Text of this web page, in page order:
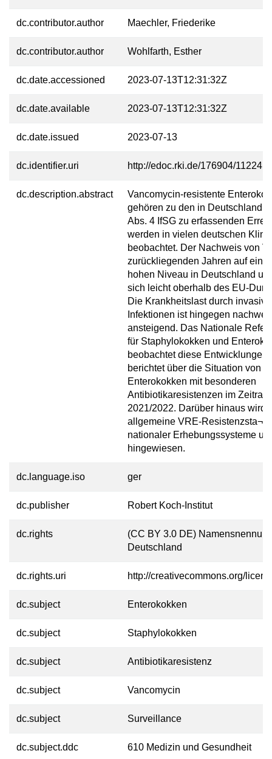
dc.contributor.author Maechler, Friederike
dc.contributor.author Wohlfarth, Esther
dc.date.accessioned 2023-07-13T12:31:32Z
dc.date.available 2023-07-13T12:31:32Z
dc.date.issued 2023-07-13
dc.identifier.uri http://edoc.rki.de/176904/11224
dc.description.abstract
Vancomycin-resistente
gehören zu den in Deutschland
Abs. 4 IfSG zu erfassenden
werden in vielen deutschen
beobachtet. Der Nachweis von
zurückliegenden Jahren auf
hohen Niveau in Deutschland
sich leicht oberhalb des EU-
Die Krankheitslast durch
Infektionen ist hingegen
ansteigend. Das Nationale
für Staphylokokken und
beobachtet diese Entwicklungen
berichtet über die Situation von
Enterokokken mit besonderen
Antibiotikaresistenzen im
2021/2022. Darüber hinaus wird
allgemeine VRE-
nationaler Erhebungssysteme
hingewiesen.
dc.language.iso ger
dc.publisher Robert Koch-Institut
dc.rights
(CC BY 3.0 DE)
Deutschland
dc.rights.uri http://creativecommons.org/
dc.subject Enterokokken
dc.subject Staphylokokken
dc.subject Antibiotikaresistenz
dc.subject Vancomycin
dc.subject Surveillance
dc.subject.ddc 610 Medizin und Gesundheit